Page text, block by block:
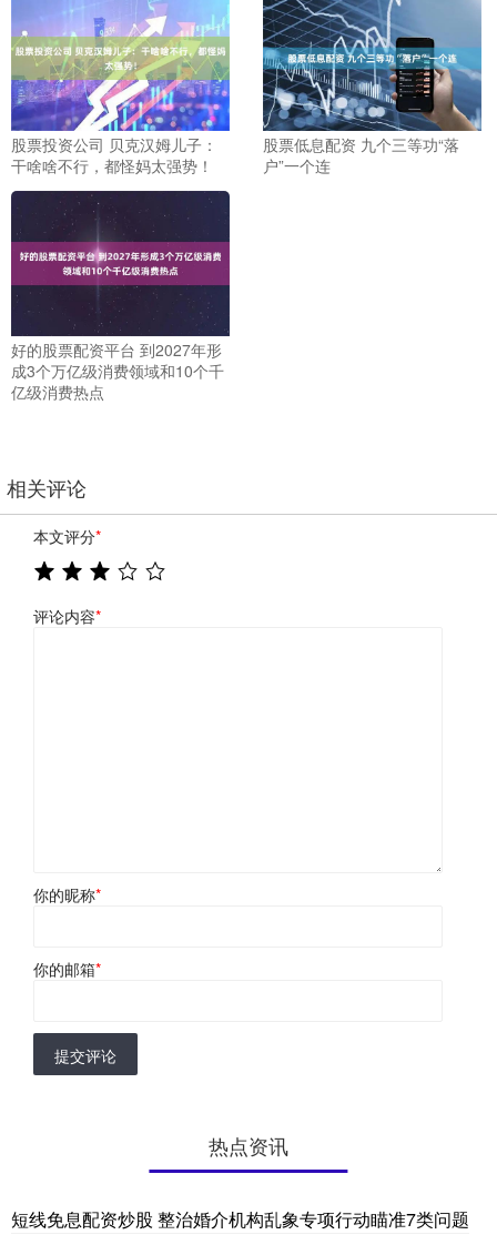
股票投资公司 贝克汉姆儿子：
干啥啥不行，都怪妈太强势！
股票低息配资 九个三等功“落
户”一个连
好的股票配资平台 到2027年形
成3个万亿级消费领域和10个千
亿级消费热点
相关评论
本文评分*
评论内容*
你的昵称*
你的邮箱*
提交评论
热点资讯
短线免息配资炒股 整治婚介机构乱象专项行动瞄准7类问题